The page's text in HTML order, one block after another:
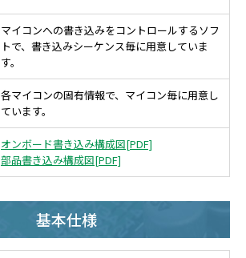
マイコンへの書き込みをコントロールするソフ
トで、書き込みシーケンス毎に用意していま
す。
各マイコンの固有情報で、マイコン毎に用意し
ています。
オンボード書き込み構成図[PDF]
部品書き込み構成図[PDF]
基本仕様